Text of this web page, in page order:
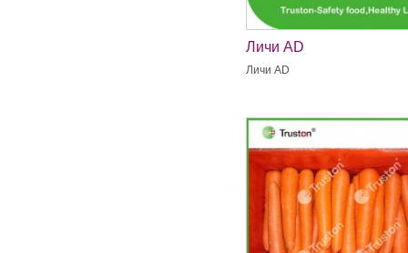
Личи AD
Личи AD